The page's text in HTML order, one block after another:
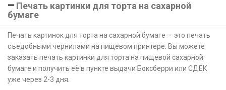
Печать картинки для торта на сахарной
бумаге
Печать картинок для торта на сахарной бумаге — это печать
съедобными чернилами на пищевом принтере. Вы можете
заказать печать картинки для торта на пищевой сахарной
бумаге и получить её в пункте выдачи Боксберри или СДЕК
уже через 2-3 дня.